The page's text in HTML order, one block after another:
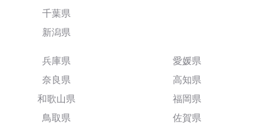
千葉県
新潟県
兵庫県
奈良県
和歌山県
鳥取県
愛媛県
高知県
福岡県
佐賀県